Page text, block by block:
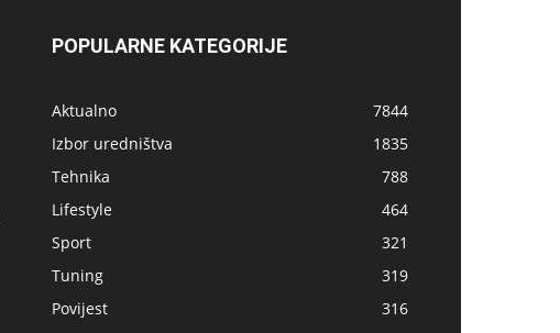
POPULARNE KATEGORIJE
Aktualno
7844
Izbor uredništva
1835
Tehnika
788
Lifestyle
464
Sport
321
Tuning
319
Povijest
316